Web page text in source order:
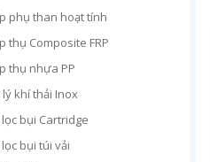
phụ than hoạt tính
thụ Composite FRP
thụ nhựa PP
khí thải Inox
bụi Cartridge
bụi túi vải